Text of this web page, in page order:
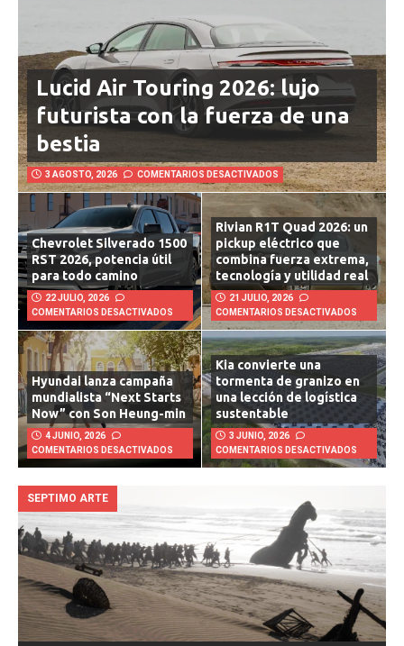
Lucid Air Touring 2026: lujo
futurista con la fuerza de una
bestia
3 AGOSTO, 2026 COMENTARIOS DESACTIVADOS
Chevrolet Silverado 1500
RST 2026, potencia útil
para todo camino
22 JULIO, 2026
COMENTARIOS DESACTIVADOS
Rivian R1T Quad 2026: un
pickup eléctrico que
combina fuerza extrema,
tecnología y utilidad real
21 JULIO, 2026
COMENTARIOS DESACTIVADOS
Hyundai lanza campaña
mundialista “Next Starts
Now” con Son Heung-min
4 JUNIO, 2026
COMENTARIOS DESACTIVADOS
Kia convierte una
tormenta de granizo en
una lección de logística
sustentable
3 JUNIO, 2026
COMENTARIOS DESACTIVADOS
SEPTIMO ARTE